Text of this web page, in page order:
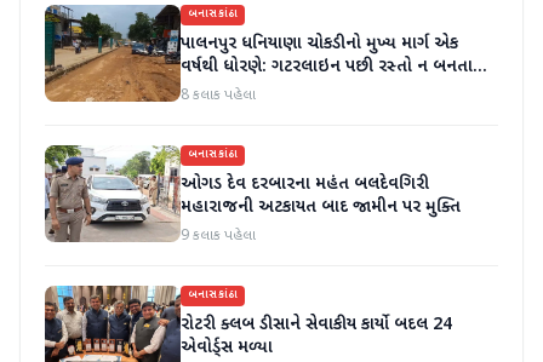
બનાસકાંઠા
પાલનપુર ધનિયાણા ચોકડીનો મુખ્ય માર્ગ એક
વર્ષથી ધોરણે: ગટરલાઇન પછી રસ્તો ન બનતા
હાલાકી
8 કલાક પહેલા
બનાસકાંઠા
ઓગડ દેવ દરબારના મહંત બલદેવગિરી
મહારાજની અટકાયત બાદ જામીન પર મુક્તિ
9 કલાક પહેલા
બનાસકાંઠા
રોટરી ક્લબ ડીસાને સેવાકીય કાર્યો બદલ 24
એવોર્ડ્સ મળ્યા